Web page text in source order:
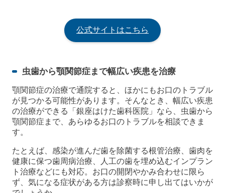
公式サイトはこちら
虫歯から顎関節症まで幅広い疾患を治療
顎関節症の治療で通院すると、ほかにもお口のトラブル
が見つかる可能性があります。そんなとき、幅広い疾患
の治療ができる「銀座はけた歯科医院」なら、虫歯から
顎関節症まで、あらゆるお口のトラブルを相談できま
す。
たとえば、感染が進んだ歯を除菌する根管治療、歯肉を
健康に保つ歯周病治療、人工の歯を埋め込むインプラン
ト治療などにも対応。お口の開閉やかみ合わせに限ら
ず、気になる症状がある方は診察時に申し出てはいかが